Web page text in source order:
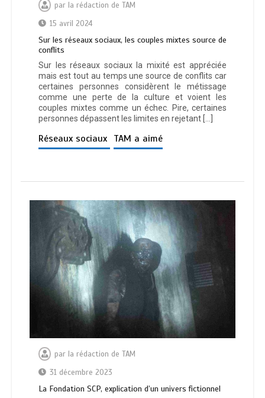
par la rédaction de TAM
15 avril 2024
Sur les réseaux sociaux, les couples mixtes source de
conflits
Sur les réseaux sociaux la mixité est appréciée
mais est tout au temps une source de conflits car
certaines personnes considèrent le métissage
comme une perte de la culture et voient les
couples mixtes comme un échec. Pire, certaines
personnes dépassent les limites en rejetant […]
Réseaux sociaux TAM a aimé
par la rédaction de TAM
31 décembre 2023
La Fondation SCP, explication d’un univers fictionnel